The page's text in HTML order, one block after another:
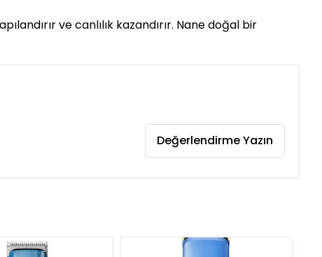
ve canlılık kazandırır. Nane doğal bir
Değerlendirme Yazın